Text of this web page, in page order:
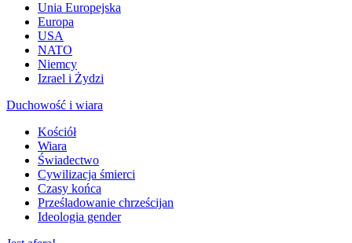
Unia Europejska
Europa
USA
NATO
Niemcy
Izrael i Żydzi
Duchowość i wiara
Kościół
Wiara
Świadectwo
Cywilizacja śmierci
Czasy końca
Prześladowanie chrześcijan
Ideologia gender